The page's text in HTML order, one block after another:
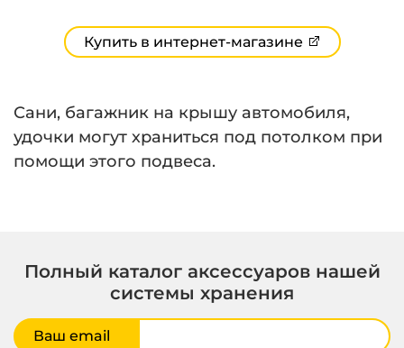
Купить в интернет-магазине
Сани, багажник на крышу автомобиля,
удочки могут храниться под потолком при
помощи этого подвеса.
Полный каталог аксессуаров нашей
системы хранения
Ваш email